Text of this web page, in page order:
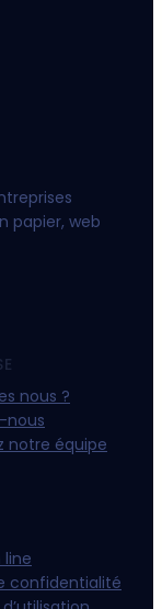
papier, web
nous ?
nous
notre équipe
line
confidentialité